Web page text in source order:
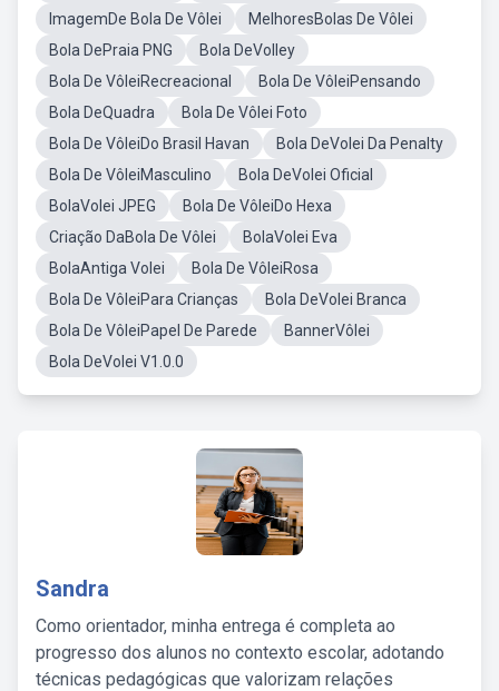
ImagemDe Bola De Vôlei
MelhoresBolas De Vôlei
Bola DePraia PNG
Bola DeVolley
Bola De VôleiRecreacional
Bola De VôleiPensando
Bola DeQuadra
Bola De Vôlei Foto
Bola De VôleiDo Brasil Havan
Bola DeVolei Da Penalty
Bola De VôleiMasculino
Bola DeVolei Oficial
BolaVolei JPEG
Bola De VôleiDo Hexa
Criação DaBola De Vôlei
BolaVolei Eva
BolaAntiga Volei
Bola De VôleiRosa
Bola De VôleiPara Crianças
Bola DeVolei Branca
Bola De VôleiPapel De Parede
BannerVôlei
Bola DeVolei V1.0.0
Sandra
Como orientador, minha entrega é completa ao
progresso dos alunos no contexto escolar, adotando
técnicas pedagógicas que valorizam relações